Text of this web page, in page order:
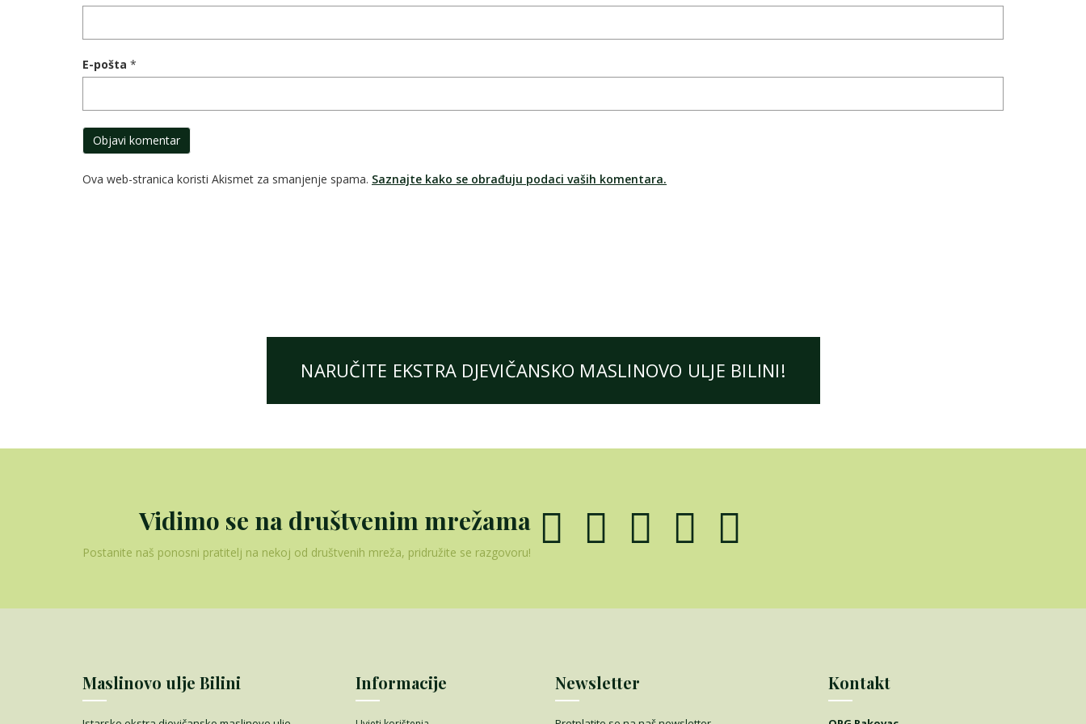
E-pošta *
Ova web-stranica koristi Akismet za smanjenje spama. Saznajte kako se obrađuju podaci vaših komentara.
NARUČITE EKSTRA DJEVIČANSKO MASLINOVO ULJE BILINI!
Vidimo se na društvenim mrežama
Postanite naš ponosni pratitelj na nekoj od društvenih mreža, pridružite se razgovoru!
Maslinovo ulje Bilini Informacije Newsletter Kontakt